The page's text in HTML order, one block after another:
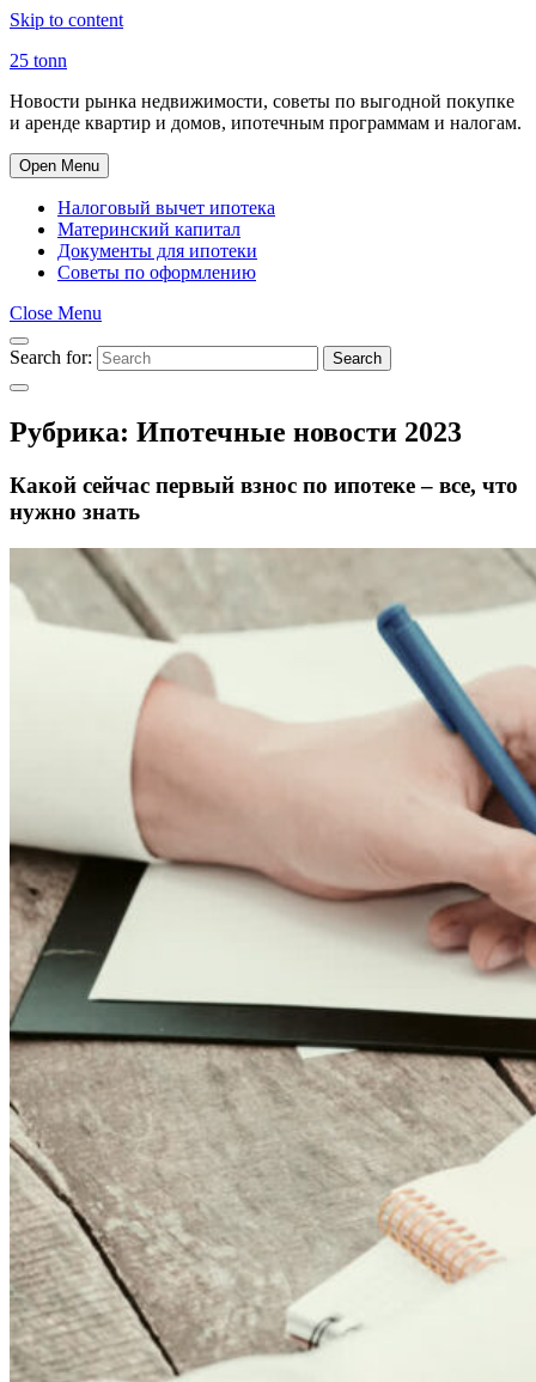
Skip to content
25 tonn
Новости рынка недвижимости, советы по выгодной покупке
и аренде квартир и домов, ипотечным программам и налогам.
Open Menu
Налоговый вычет ипотека
Материнский капитал
Документы для ипотеки
Советы по оформлению
Close Menu
Search for: Search
Рубрика: Ипотечные новости 2023
Какой сейчас первый взнос по ипотеке – все, что
нужно знать